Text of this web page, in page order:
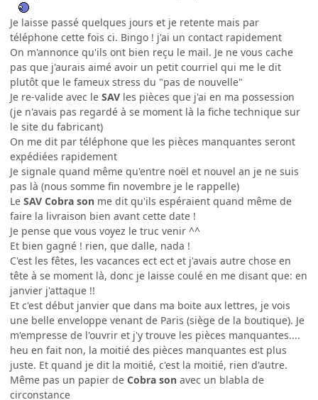
Je laisse passé quelques jours et je retente mais par
téléphone cette fois ci. Bingo ! j'ai un contact rapidement
On m'annonce qu'ils ont bien reçu le mail. Je ne vous cache
pas que j'aurais aimé avoir un petit courriel qui me le dit
plutôt que le fameux stress du "pas de nouvelle"
Je re-valide avec le SAV les pièces que j'ai en ma possession
(je n'avais pas regardé à se moment là la fiche technique sur
le site du fabricant)
On me dit par téléphone que les pièces manquantes seront
expédiées rapidement
Je signale quand même qu'entre noël et nouvel an je ne suis
pas là (nous somme fin novembre je le rappelle)
Le SAV Cobra son me dit qu'ils espéraient quand même de
faire la livraison bien avant cette date !
Je pense que vous voyez le truc venir ^^
Et bien gagné ! rien, que dalle, nada !
C'est les fêtes, les vacances ect ect et j'avais autre chose en
tête à se moment là, donc je laisse coulé en me disant que: en
janvier j'attaque !!
Et c'est début janvier que dans ma boite aux lettres, je vois
une belle enveloppe venant de Paris (siège de la boutique). Je
m'empresse de l'ouvrir et j'y trouve les pièces manquantes....
heu en fait non, la moitié des pièces manquantes est plus
juste. Et quand je dit la moitié, c'est la moitié, rien d'autre.
Même pas un papier de Cobra son avec un blabla de
circonstance